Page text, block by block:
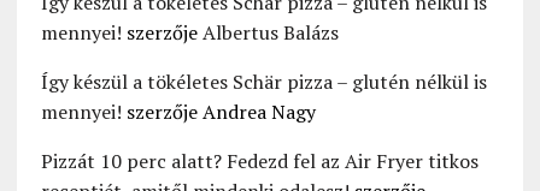
mennyei! szerzőjeAlbertus Balázs
Így készül a tökéletes Schär pizza – glutén nélkül is
mennyei! szerzőjeAndrea Nagy
Pizzát 10 perc alatt? Fedezd fel az Air Fryer titkos